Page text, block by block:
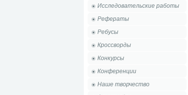
Исследовательские работы
Рефераты
Ребусы
Кроссворды
Конкурсы
Конференции
Наше творчество